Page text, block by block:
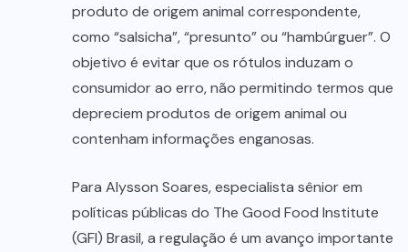
produto de origem animal correspondente,
como “salsicha”, “presunto” ou “hambúrguer”. O
objetivo é evitar que os rótulos induzam o
consumidor ao erro, não permitindo termos que
depreciem produtos de origem animal ou
contenham informações enganosas.
Para Alysson Soares, especialista sênior em
políticas públicas do The Good Food Institute
(GFI) Brasil, a regulação é um avanço importante